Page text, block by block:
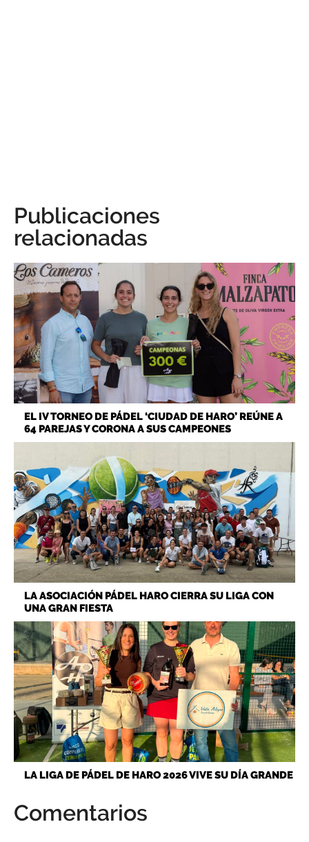
Publicaciones
relacionadas
EL IV TORNEO DE PÁDEL ‘CIUDAD DE HARO’ REÚNE A
64 PAREJAS Y CORONA A SUS CAMPEONES
LA ASOCIACIÓN PÁDEL HARO CIERRA SU LIGA CON
UNA GRAN FIESTA
LA LIGA DE PÁDEL DE HARO 2026 VIVE SU DÍA GRANDE
Comentarios